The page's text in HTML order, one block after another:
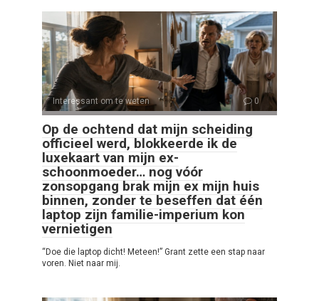
Interessant om te weten 0
Op de ochtend dat mijn scheiding
officieel werd, blokkeerde ik de
luxekaart van mijn ex-
schoonmoeder… nog vóór
zonsopgang brak mijn ex mijn huis
binnen, zonder te beseffen dat één
laptop zijn familie-imperium kon
vernietigen
“Doe die laptop dicht! Meteen!” Grant zette een stap naar
voren. Niet naar mij.